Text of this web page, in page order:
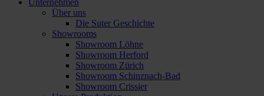
Unternehmen
Über uns
Die Suter Geschichte
Showrooms
Showroom Löhne
Showroom Herford
Showroom Zürich
Showroom Schinznach-Bad
Showroom Crissier